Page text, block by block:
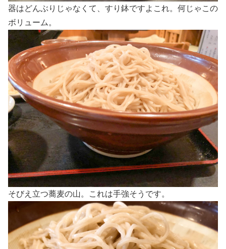
器はどんぶりじゃなくて、すり鉢ですよこれ。何じゃこの
ボリューム。
そびえ立つ蕎麦の山。これは手強そうです。